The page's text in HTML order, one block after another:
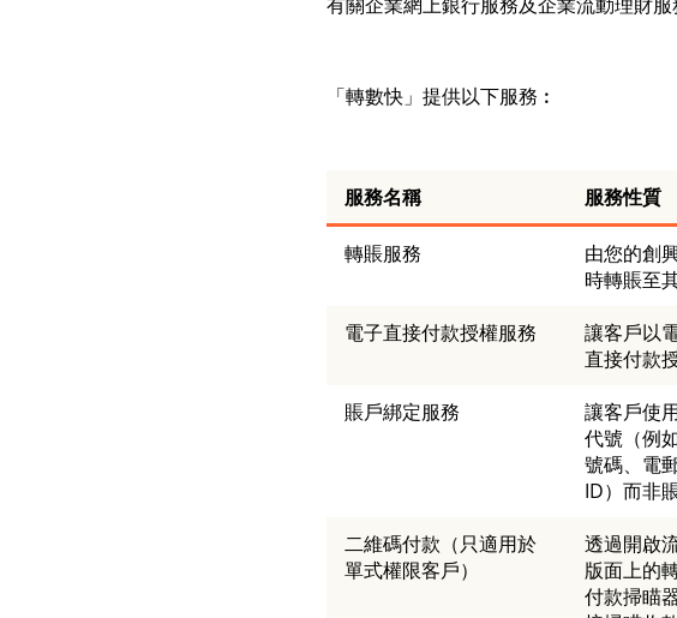
「轉數快」提供以下服務︰
服務名稱 服務性質
轉賬服務
由您的創
時轉賬至
電子直接付款授權服務
讓客戶以
直接付款
賬戶綁定服務
讓客戶使
代號（例
號碼、電
ID）而非
二維碼付款（只適用於
單式權限客戶）
透過開啟
版面上的
付款掃瞄